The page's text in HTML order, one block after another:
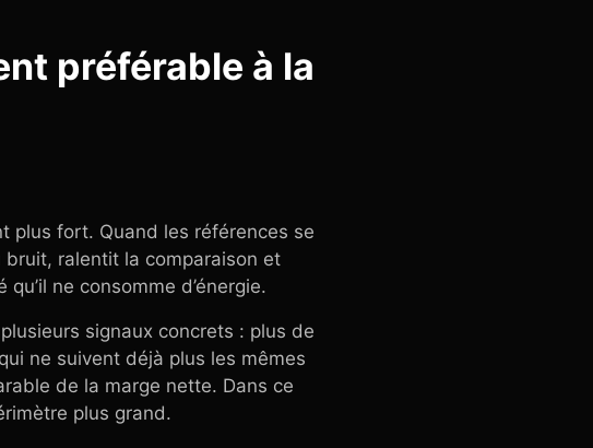
préférable à la
plus fort. Quand les références se
ralentit la comparaison et
ne consomme d’énergie.
signaux concrets : plus de
ne suivent déjà plus les mêmes
de la marge nette. Dans ce
plus grand.